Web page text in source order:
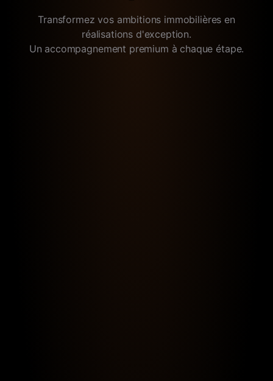
Transformez vos ambitions immobilières en
réalisations d'exception.
Un accompagnement premium à chaque étape.